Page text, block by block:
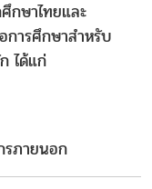
กษาไทยและ
ารศึกษาสำหรับ
ได้แก่
ภายนอก